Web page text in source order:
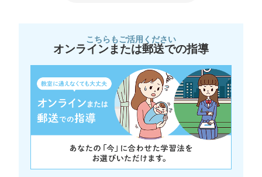
こちらもご活用ください
オンラインまたは郵送での指導